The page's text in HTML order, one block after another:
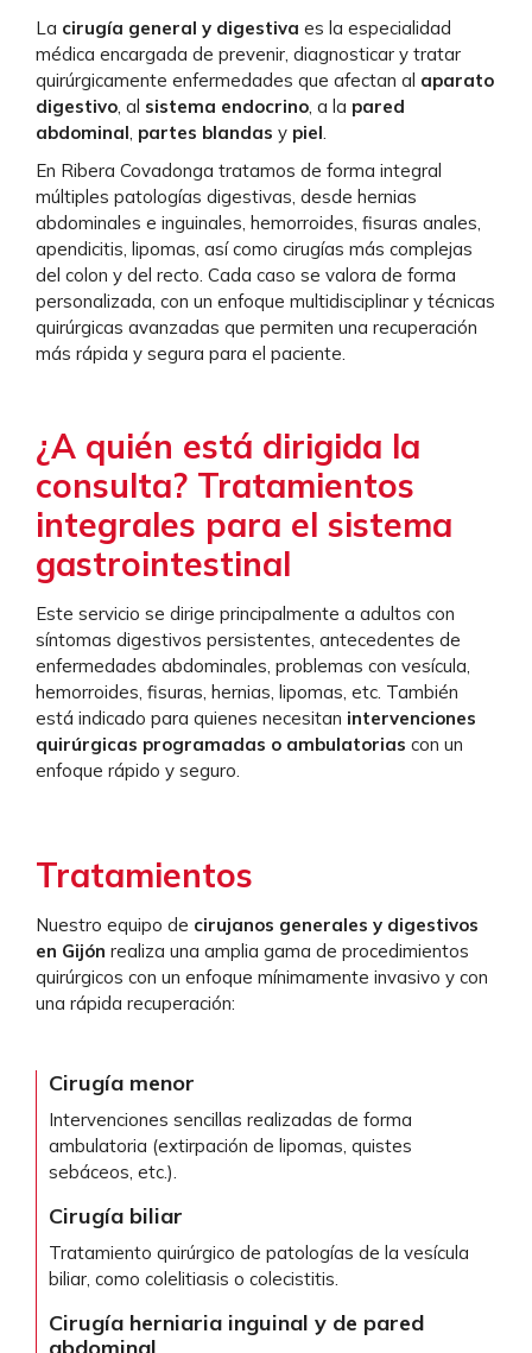
La cirugía general y digestiva es la especialidad
médica encargada de prevenir, diagnosticar y tratar
quirúrgicamente enfermedades que afectan al aparato
digestivo, al sistema endocrino, a la pared
abdominal, partes blandas y piel.
En Ribera Covadonga tratamos de forma integral
múltiples patologías digestivas, desde hernias
abdominales e inguinales, hemorroides, fisuras anales,
apendicitis, lipomas, así como cirugías más complejas
del colon y del recto. Cada caso se valora de forma
personalizada, con un enfoque multidisciplinar y técnicas
quirúrgicas avanzadas que permiten una recuperación
más rápida y segura para el paciente.
¿A quién está dirigida la
consulta? Tratamientos
integrales para el sistema
gastrointestinal
Este servicio se dirige principalmente a adultos con
síntomas digestivos persistentes, antecedentes de
enfermedades abdominales, problemas con vesícula,
hemorroides, fisuras, hernias, lipomas, etc. También
está indicado para quienes necesitan intervenciones
quirúrgicas programadas o ambulatorias con un
enfoque rápido y seguro.
Tratamientos
Nuestro equipo de cirujanos generales y digestivos
en Gijón realiza una amplia gama de procedimientos
quirúrgicos con un enfoque mínimamente invasivo y con
una rápida recuperación:
Cirugía menor
Intervenciones sencillas realizadas de forma
ambulatoria (extirpación de lipomas, quistes
sebáceos, etc.).
Cirugía biliar
Tratamiento quirúrgico de patologías de la vesícula
biliar, como colelitiasis o colecistitis.
Cirugía herniaria inguinal y de pared